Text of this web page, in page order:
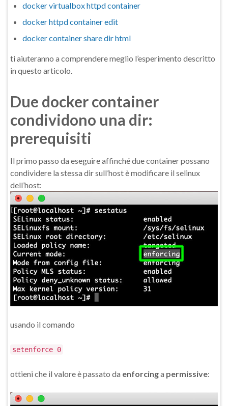
docker virtualbox httpd container
docker httpd container edit
docker container share dir html
ti aiuteranno a comprendere meglio l’esperimento descritto
in questo articolo.
Due docker container
condividono una dir:
prerequisiti
Il primo passo da eseguire affinché due container possano
condividere la stessa dir sull’host è modificare il selinux
dell’host:
usando il comando
setenforce 0
ottieni che il valore è passato da enforcinga permissive: